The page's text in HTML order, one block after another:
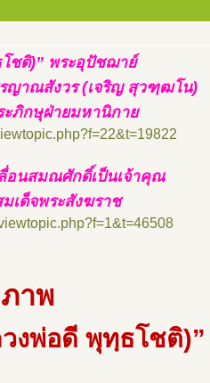
ชติ)” พระอุปัชฌาย์
รญาณสังวร (เจริญ สุวฑฺฒโน)
ะภิกษุฝ่ายมหานิกาย
ลื่อนสมณศักดิ์เป็นเจ้าคุณ
เด็จพระสังฆราช
าพ
งพ่อดี พุทฺธโชติ)”